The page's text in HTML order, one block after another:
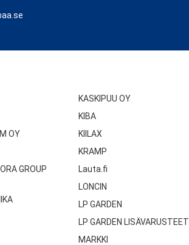
OY
GROUP
KASKIPUU OY
KIBA
KIILAX
KRAMP
Lauta.fi
LONCIN
LP GARDEN
LP GARDEN LISÄVARUSTEET
MARKKI